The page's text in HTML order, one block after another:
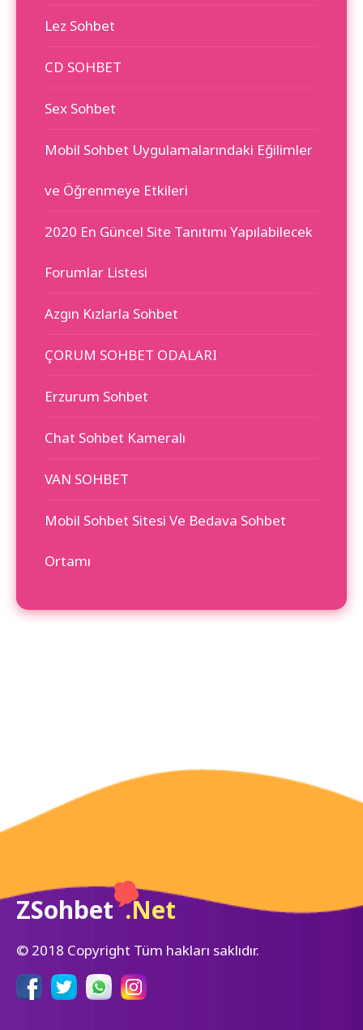
Lez Sohbet
CD SOHBET
Sex Sohbet
Mobil Sohbet Uygulamalarındaki Eğilimler
ve Öğrenmeye Etkileri
2020 En Güncel Site Tanıtımı Yapılabilecek
Forumlar Listesi
Azgın Kızlarla Sohbet
ÇORUM SOHBET ODALARI
Erzurum Sohbet
Chat Sohbet Kameralı
VAN SOHBET
Mobil Sohbet Sitesi Ve Bedava Sohbet
Ortamı
ZSohbet .Net
© 2018 Copyright Tüm hakları saklıdır.